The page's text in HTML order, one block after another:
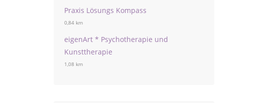
Praxis Lösungs Kompass
0,84 km
eigenArt * Psychotherapie und
Kunsttherapie
1,08 km